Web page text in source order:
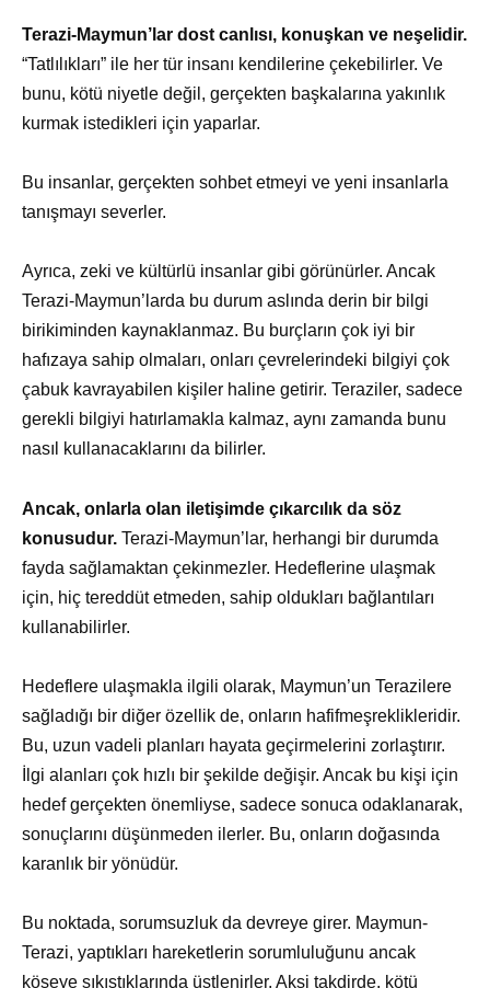
Terazi-Maymun’lar dost canlısı, konuşkan ve neşelidir.
“Tatlılıkları” ile her tür insanı kendilerine çekebilirler. Ve
bunu, kötü niyetle değil, gerçekten başkalarına yakınlık
kurmak istedikleri için yaparlar.
Bu insanlar, gerçekten sohbet etmeyi ve yeni insanlarla
tanışmayı severler.
Ayrıca, zeki ve kültürlü insanlar gibi görünürler. Ancak
Terazi-Maymun’larda bu durum aslında derin bir bilgi
birikiminden kaynaklanmaz. Bu burçların çok iyi bir
hafızaya sahip olmaları, onları çevrelerindeki bilgiyi çok
çabuk kavrayabilen kişiler haline getirir. Teraziler, sadece
gerekli bilgiyi hatırlamakla kalmaz, aynı zamanda bunu
nasıl kullanacaklarını da bilirler.
Ancak, onlarla olan iletişimde çıkarcılık da söz
konusudur. Terazi-Maymun’lar, herhangi bir durumda
fayda sağlamaktan çekinmezler. Hedeflerine ulaşmak
için, hiç tereddüt etmeden, sahip oldukları bağlantıları
kullanabilirler.
Hedeflere ulaşmakla ilgili olarak, Maymun’un Terazilere
sağladığı bir diğer özellik de, onların hafifmeşreklikleridir.
Bu, uzun vadeli planları hayata geçirmelerini zorlaştırır.
İlgi alanları çok hızlı bir şekilde değişir. Ancak bu kişi için
hedef gerçekten önemliyse, sadece sonuca odaklanarak,
sonuçlarını düşünmeden ilerler. Bu, onların doğasında
karanlık bir yönüdür.
Bu noktada, sorumsuzluk da devreye girer. Maymun-
Terazi, yaptıkları hareketlerin sorumluluğunu ancak
köşeye sıkıştıklarında üstlenirler. Aksi takdirde, kötü